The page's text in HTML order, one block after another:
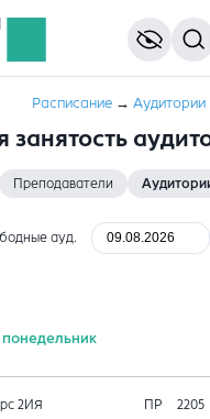
Расписание → Аудитории
занятость
Преподаватели
ауд.
2ИЯ ПР 2205